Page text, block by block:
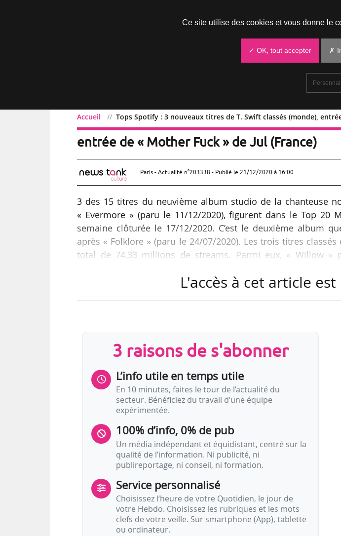
Accueil Tops Spotify : 3 nouveaux titres de T. Swift classés (monde),
Tops Spotify : 3 nouveaux titres de T. Swift
entrée de « Mother Fuck » de Jul (France)
Paris - Actualité n°203338 - Publié le 21/12/2020 à 16:00
3 des 15 titres du neuvième album studio de la chanteuse
« Evermore » (paru le 11/12/2020), figurent dans le Top 20
semaine clôturée le 17/12/2020. C’est le deuxième album
après « Folklore » (paru le 24/07/2020). Les trois titres
total de 74,33 millions de streams. Parmi eux, « Willow »
compose, comme la semaine précédente, de « Dákiti » de
L'accès à cet article
3 raisons de s'abonner
L’info utile en temps utile
En 10 minutes, faites le tour de l’actualité du
secteur. Bénéficiez du travail d’une équipe
expérimentée.
100% d’info, 0% de pub
Un média indépendant et équidistant, centré sur la
qualité de l’information. Ni publicité, ni
publireportage, ni conseil, ni formation.
Service personnalisé
Choisissez l‘heure de votre Quotidien, le jour de
votre Hebdo. Choisissez les rubriques et les mots
clefs de votre veille. Sur smartphone (App), tablette
ou ordinateur.
Ce site utilise des cookies et vous donne le
✓ OK, tout accepter ✗